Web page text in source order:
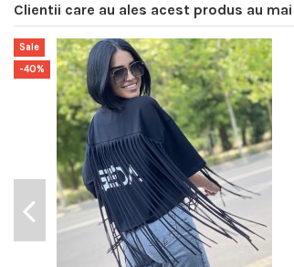
Clientii care au ales acest produs au
Sale
-40%